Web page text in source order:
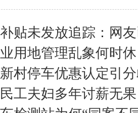
贴未发放追踪：网
用地管理乱象何时
村停车优惠认定引
工夫妇多年讨薪无